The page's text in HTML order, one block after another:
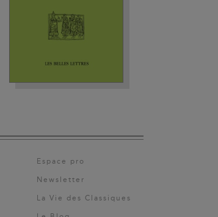
Espace pro
Newsletter
La Vie des Classiques